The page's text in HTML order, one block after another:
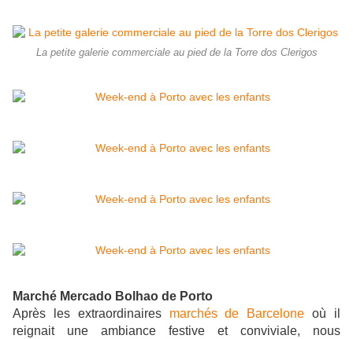
La petite galerie commerciale au pied de la Torre dos Clerigos
Marché Mercado Bolhao de Porto
Après les extraordinaires marchés de Barcelone où il
reignait une ambiance festive et conviviale, nous